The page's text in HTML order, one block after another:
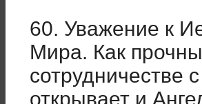
60. Уважение к
Мира. Как
сотрудничестве
открывает и